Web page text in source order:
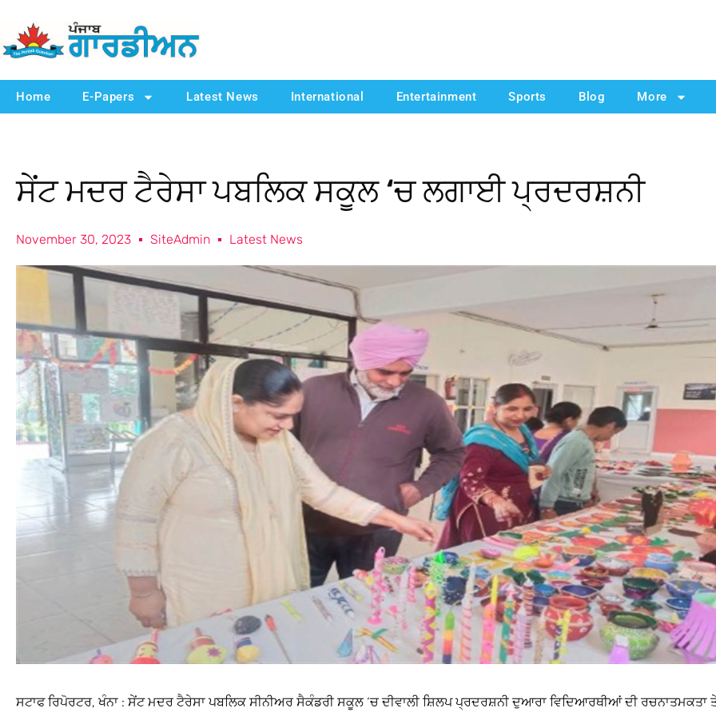
Home E-Papers Latest News International Entertainment Sports Blog More
ਸੇਂਟ ਮਦਰ ਟੈਰੇਸਾ ਪਬਲਿਕ ਸਕੂਲ ‘ਚ ਲਗਾਈ ਪ੍ਰਦਰਸ਼ਨੀ
November 30, 2023 SiteAdmin Latest News
ਸਟਾਫ ਰਿਪੋਰਟਰ, ਖੰਨਾ : ਸੇਂਟ ਮਦਰ ਟੈਰੇਸਾ ਪਬਲਿਕ ਸੀਨੀਅਰ ਸੈਕੰਡਰੀ ਸਕੂਲ ‘ਚ ਦੀਵਾਲੀ ਸ਼ਿਲਪ ਪ੍ਰਦਰਸ਼ਨੀ ਦੁਆਰਾ ਵਿਦਿਆਰਥੀਆਂ ਦੀ ਰਚਨਾਤਮਕਤਾ